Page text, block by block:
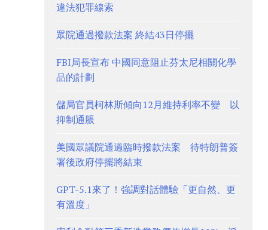
違法犯罪線索
眾院通過撥款法案 終結43日停擺
FBI局長宣布 中國同意阻止芬太尼相關化學
品的計劃
儲局官員柯林斯傾向12月維持利率不變 以
抑制通脹
美國眾議院通過臨時撥款法案 待特朗普簽
署後政府停擺將結束
GPT-5.1來了！強調對話體驗「更自然、更
有溫度」